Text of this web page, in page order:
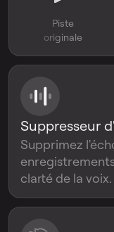
Piste
originale
Suppresseur
Supprimez
clarté de la voix.